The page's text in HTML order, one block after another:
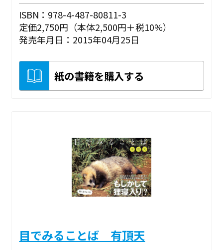
ISBN：978-4-487-80811-3
定価2,750円（本体2,500円＋税10%）
発売年月日：2015年04月25日
紙の書籍を購入する
目でみることば 有頂天